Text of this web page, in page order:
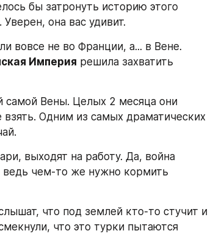
бы затронуть историю этого
она вас удивит.
вовсе не во Франции, а... в Вене.
Империя решила захватить
самой Вены. Целых 2 месяца они
Одним из самых драматических
выходят на работу. Да, война
ведь чем-то же нужно кормить
что под землей кто-то стучит и
что это турки пытаются